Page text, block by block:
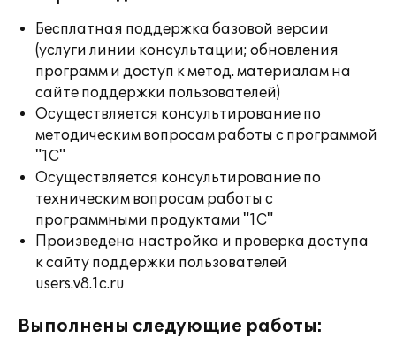
Бесплатная поддержка базовой версии
(услуги линии консультации; обновления
программ и доступ к метод. материалам на
сайте поддержки пользователей)
Осуществляется консультирование по
методическим вопросам работы с программой
"1С"
Осуществляется консультирование по
техническим вопросам работы с
программными продуктами "1С"
Произведена настройка и проверка доступа
к сайту поддержки пользователей
users.v8.1c.ru
Выполнены следующие работы: